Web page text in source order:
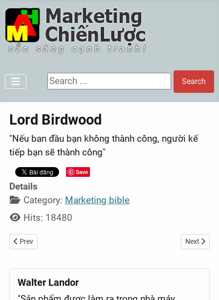
Search ... Search
Lord Birdwood
"Nếu ban đầu bạn không thành công, người kế
tiếp bạn sẽ thành công"
Save
Details
Category: Marketing bible
Hits: 18480
Previous article: Marylin Monroe
Prev Next
Next
Walter Landor